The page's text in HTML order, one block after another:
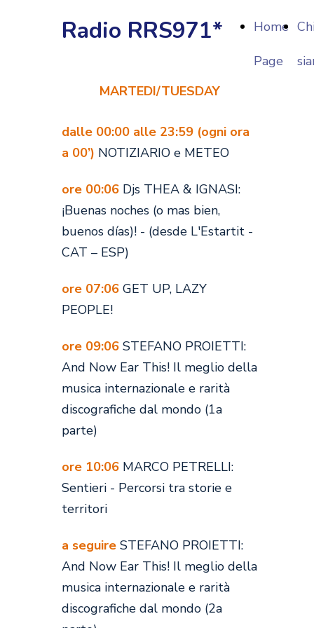
Home
Page
Radio RRS971*
MARTEDI/TUESDAY
dalle 00:00 alle 23:59 (ogni ora
a 00’) NOTIZIARIO e METEO
ore 00:06 Djs THEA & IGNASI:
¡Buenas noches (o mas bien,
buenos días)! - (desde L'Estartit -
CAT – ESP)
ore 07:06 GET UP, LAZY
PEOPLE!
ore 09:06 STEFANO PROIETTI:
And Now Ear This! Il meglio della
musica internazionale e rarità
discografiche dal mondo (1a
parte)
ore 10:06 MARCO PETRELLI:
Sentieri - Percorsi tra storie e
territori
a seguire STEFANO PROIETTI:
And Now Ear This! Il meglio della
musica internazionale e rarità
discografiche dal mondo (2a